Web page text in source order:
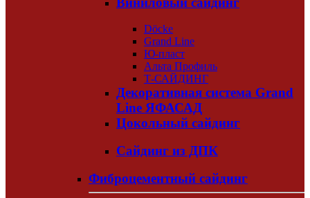
Döcke
Grand Line
Ю-пласт
Альта Профиль
Т-САЙДИНГ
Декоративная система Grand
Line ЯФАСАД
Цокольный сайдинг
Сайдинг из ДПК
Фиброцементный сайдинг